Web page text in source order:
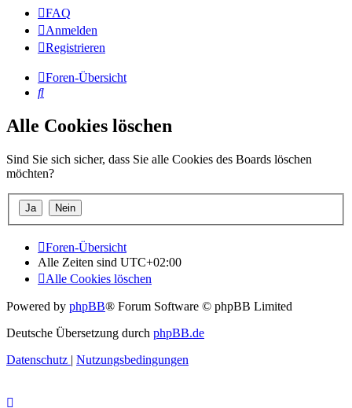
FAQ
Anmelden
Registrieren
Foren-Übersicht
Suche
Alle Cookies löschen
Sind Sie sich sicher, dass Sie alle Cookies des Boards löschen
möchten?
Foren-Übersicht
Alle Zeiten sind UTC+02:00
Alle Cookies löschen
Powered by phpBB® Forum Software © phpBB Limited
Deutsche Übersetzung durch phpBB.de
Datenschutz | Nutzungsbedingungen